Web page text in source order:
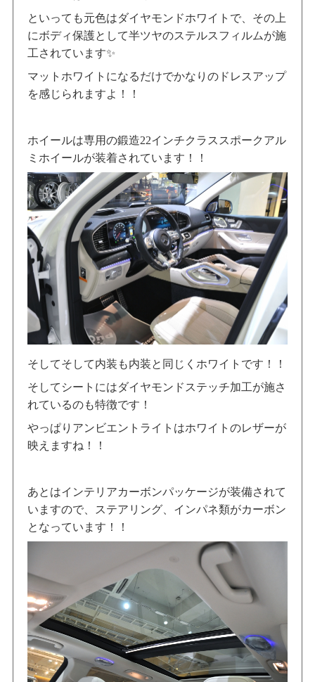
といっても元色はダイヤモンドホワイトで、その上
にボディ保護として半ツヤのステルスフィルムが施
工されています✨
マットホワイトになるだけでかなりのドレスアップ
を感じられますよ！！
ホイールは専用の鍛造22インチクラススポークアル
ミホイールが装着されています！！
そしてそして内装も内装と同じくホワイトです！！
そしてシートにはダイヤモンドステッチ加工が施さ
れているのも特徴です！
やっぱりアンビエントライトはホワイトのレザーが
映えますね！！
あとはインテリアカーボンパッケージが装備されて
いますので、ステアリング、インパネ類がカーボン
となっています！！